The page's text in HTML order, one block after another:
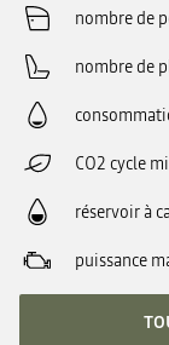
nombre de
nombre de
CO2 cycle
réservoir à
puissance